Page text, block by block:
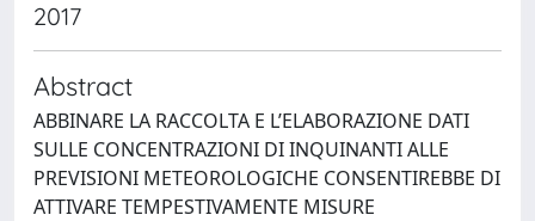
2017
Abstract
ABBINARE LA RACCOLTA E L’ELABORAZIONE DATI
SULLE CONCENTRAZIONI DI INQUINANTI ALLE
PREVISIONI METEOROLOGICHE CONSENTIREBBE DI
ATTIVARE TEMPESTIVAMENTE MISURE